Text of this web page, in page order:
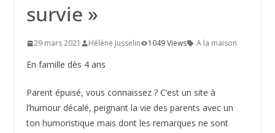
survie »
29 mars 2021 Hélène Jusselin 1049 Views A la maison
En famille dès 4 ans
Parent épuisé, vous connaissez ? C’est un site à
l’humour décalé, peignant la vie des parents avec un
ton humoristique mais dont les remarques ne sont